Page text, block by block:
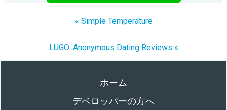
« Simple Temperature
LUGO: Anonymous Dating Reviews »
ホーム
デベロッパーの方へ